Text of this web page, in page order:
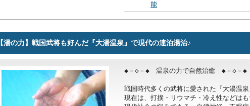
能
【湯の力】戦国武将も好んだ『大湯温泉』で現代の連泊湯治♪
◆－◇－◆　温泉の力で自然治癒　◆－◇－◆
戦国時代多くの武将に愛された『大湯温泉
現在は、打撲・リウマチ・冷え性などは